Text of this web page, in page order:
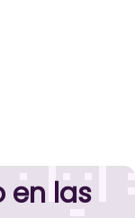
en las